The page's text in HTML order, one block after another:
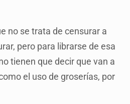
no se trata de censurar a
pero para librarse de esa
tienen que decir que van a
el uso de groserías, por